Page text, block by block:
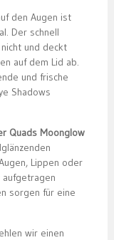
den Augen ist
Der schnell
und deckt
auf dem Lid ab.
und frische
Shadows
Quads Moonglow
Lippen oder
aufgetragen
sorgen für eine
wir einen